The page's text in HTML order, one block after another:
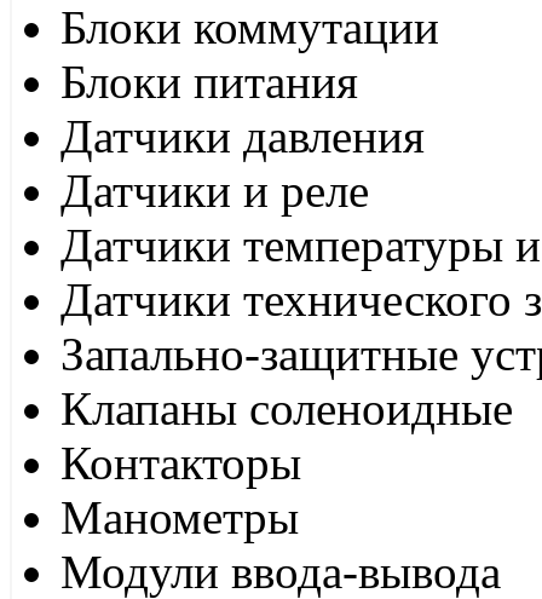
Блоки коммутации
Блоки питания
Датчики давления
Датчики и реле
Датчики температуры
Датчики технического
Запально-защитные
Клапаны соленоидные
Контакторы
Манометры
Модули ввода-вывода